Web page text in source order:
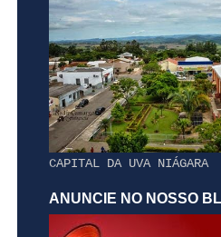
CAPITAL DA UVA NIÁGARA
ANUNCIE NO NOSSO